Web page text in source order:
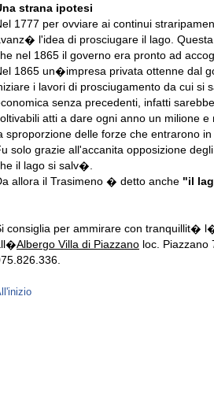
strana ipotesi
1777 per ovviare ai continui
l'idea di prosciugare il lago.
nel 1865 il governo era pronto ad
1865 un�impresa privata ottenne dal
i lavori di prosciugamento da cui si
senza precedenti, infatti
atti a dare ogni anno un milione
sproporzione delle forze che entrarono
solo grazie all'accanita opposizione
il lago si salv�.
allora il Trasimeno � detto anche "il
consiglia per ammirare con tranquillit�
Albergo Villa di Piazzano loc. Piazzano